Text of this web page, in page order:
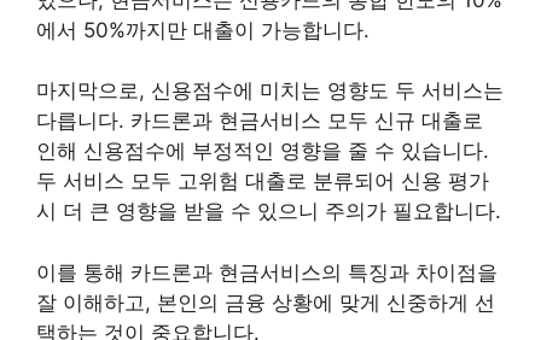
에서 50%까지만 대출이 가능합니다.
마지막으로, 신용점수에 미치는 영향도 두 서비스는
다릅니다. 카드론과 현금서비스 모두 신규 대출로
인해 신용점수에 부정적인 영향을 줄 수 있습니다.
두 서비스 모두 고위험 대출로 분류되어 신용 평가
시 더 큰 영향을 받을 수 있으니 주의가 필요합니다.
이를 통해 카드론과 현금서비스의 특징과 차이점을
잘 이해하고, 본인의 금융 상황에 맞게 신중하게 선
택하는 것이 중요합니다.